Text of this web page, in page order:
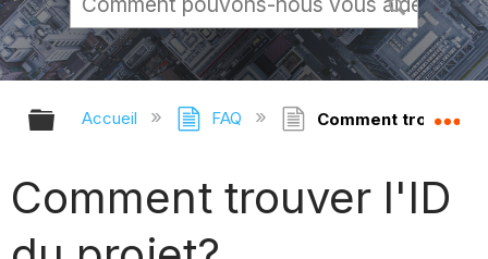
Développer/réduire la hiérarchie
Accueil FAQ Comment trouver
Comment trouver l'ID